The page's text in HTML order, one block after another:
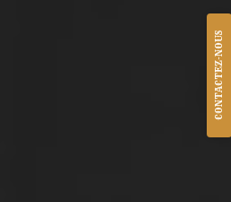
CONTACTEZ-NOUS